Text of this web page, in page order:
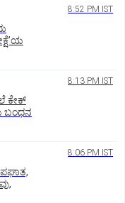
8:52 PM IST
8:13 PM IST
ಕೇಕ್
ಬಂಧನ
8:06 PM IST